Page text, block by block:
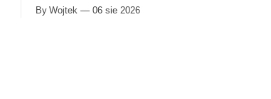
zestaw obejmuje 40 cyfrowych publikacji i
By Wojtek 06 sie 2026